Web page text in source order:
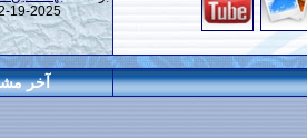
02-19-2025
آخر مشاركة المواضيع